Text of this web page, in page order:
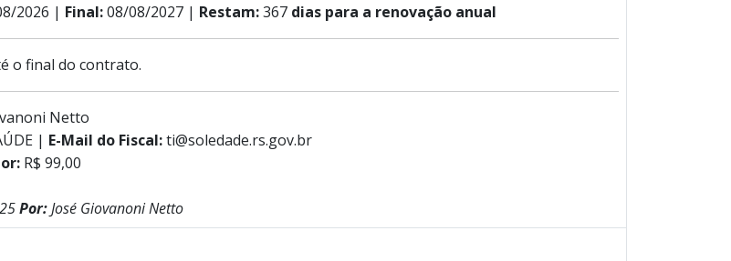
2026 | Final:08/08/2027 | Restam:367 dias para a renovação anual
o final do contrato.
Netto
| E-Mail do Fiscal:ti@soledade.rs.gov.br
R$ 99,00
Por:José Giovanoni Netto